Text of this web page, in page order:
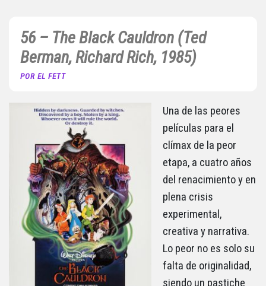
56 – The Black Cauldron (Ted
Berman, Richard Rich, 1985)
POR EL FETT
Una de las peores
películas para el
clímax de la peor
etapa, a cuatro años
del renacimiento y en
plena crisis
experimental,
creativa y narrativa.
Lo peor no es solo su
falta de originalidad,
siendo un pastiche